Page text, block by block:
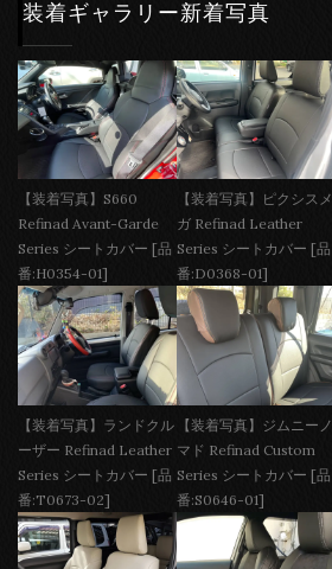
装着ギャラリー新着写真
【装着写真】S660
Refinad Avant-Garde
Series シートカバー [品
番:H0354-01]
【装着写真】ピクシスメ
ガ Refinad Leather
Series シートカバー [品
番:D0368-01]
【装着写真】ランドクル
ーザー Refinad Leather
Series シートカバー [品
番:T0673-02]
【装着写真】ジムニーノ
マド Refinad Custom
Series シートカバー [品
番:S0646-01]